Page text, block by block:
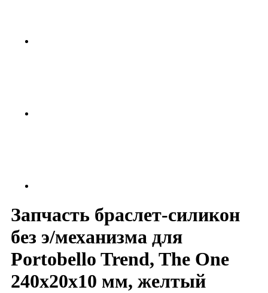
Запчасть браслет-силикон
без э/механизма для
Portobello Trend, The One
240x20x10 мм, желтый